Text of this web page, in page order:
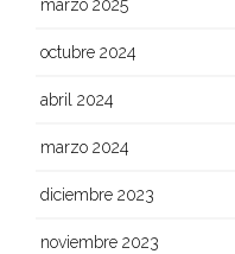
marzo 2025
octubre 2024
abril 2024
marzo 2024
diciembre 2023
noviembre 2023